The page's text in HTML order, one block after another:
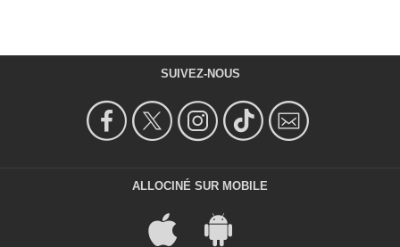
SUIVEZ-NOUS
ALLOCINÉ SUR MOBILE